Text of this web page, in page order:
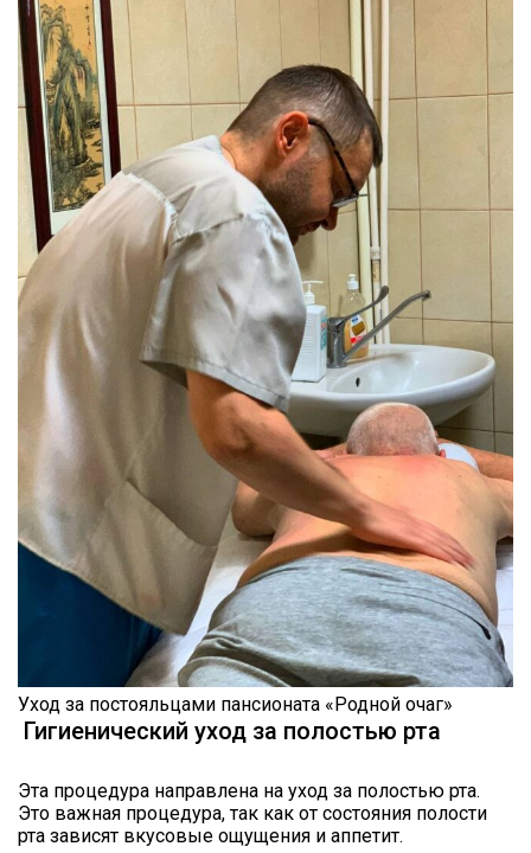
Уход за постояльцами пансионата «Родной очаг»
Гигиенический уход за полостью рта
Эта процедура направлена на уход за полостью рта.
Это важная процедура, так как от состояния полости
рта зависят вкусовые ощущения и аппетит.